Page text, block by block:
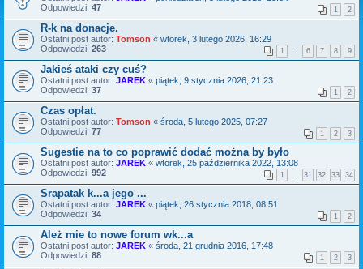
Odpowiedzi: 47 1 2
R-k na donacje.
Ostatni post autor: Tomson « wtorek, 3 lutego 2026, 16:29
Odpowiedzi: 263 1 … 6 7 8 9
Jakieś ataki czy cuś?
Ostatni post autor: JAREK « piątek, 9 stycznia 2026, 21:23
Odpowiedzi: 37 1 2
Czas opłat.
Ostatni post autor: Tomson « środa, 5 lutego 2025, 07:27
Odpowiedzi: 77 1 2 3
Sugestie na to co poprawić dodać można by było
Ostatni post autor: JAREK « wtorek, 25 października 2022, 13:08
Odpowiedzi: 992 1 … 31 32 33 34
Srapatak k...a jego ...
Ostatni post autor: JAREK « piątek, 26 stycznia 2018, 08:51
Odpowiedzi: 34 1 2
Ależ mie to nowe forum wk...a
Ostatni post autor: JAREK « środa, 21 grudnia 2016, 17:48
Odpowiedzi: 88 1 2 3